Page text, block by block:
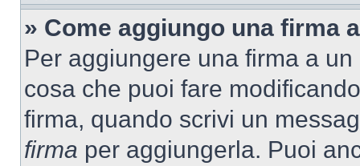
» Come aggiungo una firma
Per aggiungere una firma a
cosa che puoi fare
firma, quando scrivi un
firma per aggiungerla. Puoi